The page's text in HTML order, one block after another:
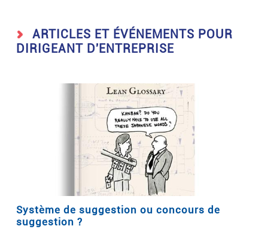
ARTICLES ET ÉVÉNEMENTS POUR
DIRIGEANT D'ENTREPRISE
Système de suggestion ou concours de
suggestion ?